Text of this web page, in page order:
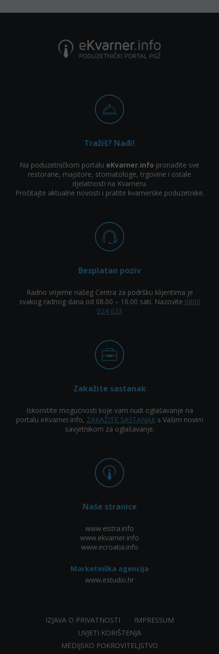
Tražiš? Nađi!
Na poduzetničkom portalu eKvarner.info pronađite sve
restorane, majstore, stomatologe, trgovine i ostale
djelatnosti na Kvarneru.
Pročitajte aktualne novosti i pratite kvarnerske poduzetnike.
Besplatan poziv
Radno vrijeme našeg Centra za podršku klijentima je
svakog radnog dana od 08.00 – 16.00 sati. Nazovite 0800
024 023
Zakažite sastanak
Iskoristite mogućnosti koje vam nudi oglašavanje na
portalu eKvarner.info, ZAKAŽITE SASTANAKs Vašim novim
savjetnikom za oglašavanje.
Naše stranice
www.eistra.info
www.ekvarner.info
www.ecroatia.info
Marketinška agencija
www.estudio.hr
IZJAVA O PRIVATNOSTI
IMPRESSUM
UVJETI KORIŠTENJA
MEDIJSKO POKROVITELJSTVO